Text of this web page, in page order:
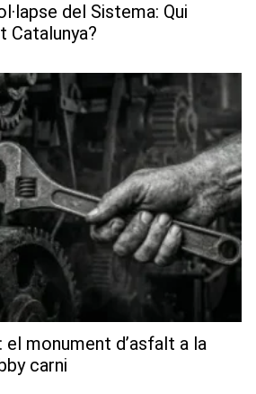
del Sistema: Qui
Catalunya?
el monument d’asfalt a la
carni